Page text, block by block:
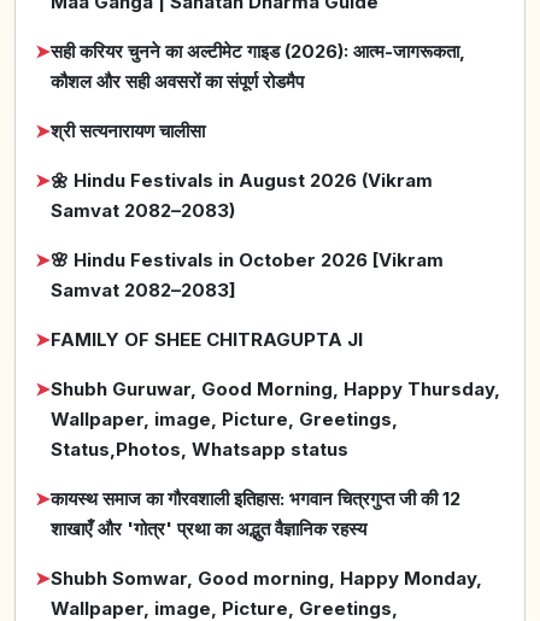
➤सही करियर चुनने का अल्टीमेट गाइड (2026): आत्म-जागरूकता,
कौशल और सही अवसरों का संपूर्ण रोडमैप
➤श्री सत्यनारायण चालीसा
➤🌼 Hindu Festivals in August 2026 (Vikram
Samvat 2082–2083)
➤🌸 Hindu Festivals in October 2026 [Vikram
Samvat 2082–2083]
➤FAMILY OF SHEE CHITRAGUPTA JI
➤Shubh Guruwar, Good Morning, Happy Thursday,
Wallpaper, image, Picture, Greetings,
Status,Photos, Whatsapp status
➤कायस्थ समाज का गौरवशाली इतिहास: भगवान चित्रगुप्त जी की 12
शाखाएँ और 'गोत्र' प्रथा का अद्भुत वैज्ञानिक रहस्य
➤Shubh Somwar, Good morning, Happy Monday,
Wallpaper, image, Picture, Greetings,